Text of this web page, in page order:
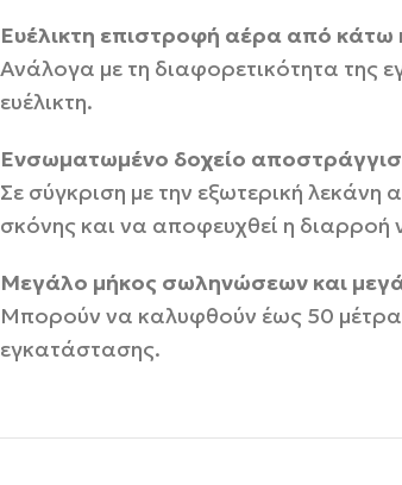
Ευέλικτη επιστροφή αέρα από κάτω
Ανάλογα με τη διαφορετικότητα
ευέλικτη.
Ενσωματωμένο δοχείο
Σε σύγκριση με την εξωτερική
σκόνης και να αποφευχθεί η διαρροή
Μεγάλο μήκος σωληνώσεων και
Μπορούν να καλυφθούν έως 50 μέτρα
εγκατάστασης.